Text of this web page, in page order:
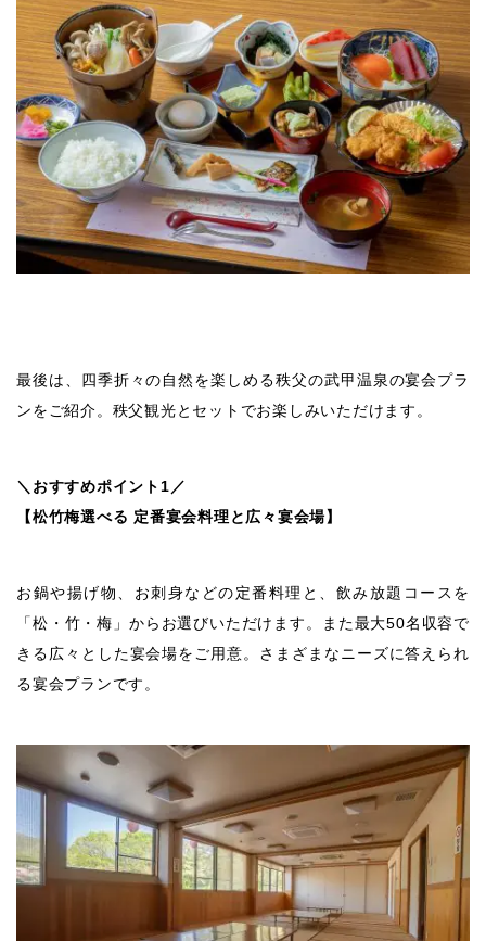
最後は、四季折々の自然を楽しめる秩父の武甲温泉の宴会プラ
ンをご紹介。秩父観光とセットでお楽しみいただけます。
＼おすすめポイント1／
【松竹梅選べる 定番宴会料理と広々宴会場】
お鍋や揚げ物、お刺身などの定番料理と、飲み放題コースを
「松・竹・梅」からお選びいただけます。また最大50名収容で
きる広々とした宴会場をご用意。さまざまなニーズに答えられ
る宴会プランです。